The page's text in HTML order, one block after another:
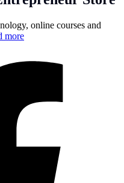
online courses and
more